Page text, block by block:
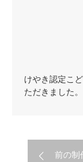
けやき認定こ
ただきました。
前の制